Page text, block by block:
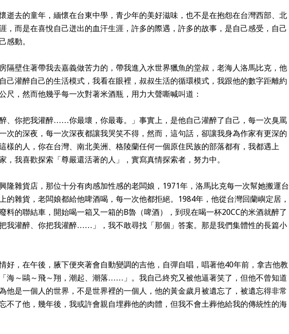
逝去的童年，緬懷在台東中學，青少年的美好滋味，也不是在抱怨在台灣西部、北
，而是在喜悅自己迸出的血汗生涯，許多的際遇，許多的故事，是自己感受，自己
感動。
隔壁住著帶我去嘉義做苦力的，帶我進入水世界獵魚的堂叔，老海人洛馬比克，他
己灌醉自己的生活模式，我看在眼裡，叔叔生活的循環模式，我跟他的數字距離約
尺，然而他幾乎每一次對著米酒瓶，用力大聲嘶喊叫道：
醉、你把我灌醉……你最壞，你最毒。」事實上，是他自己灌醉了自己，每一次臭罵
次的深夜，每一次深夜都讓我哭笑不得，然而，這句話，卻讓我身為作家有更深的
樣的人，你在台灣、南北美洲、格陵蘭任何一個原住民族的部落都有，我都遇上
，我喜歡探索「尊嚴還活著的人」，實寫真情探索者，努力中。
隆雜貨店，那位十分有肉感加性感的老闆娘，1971年，洛馬比克每一次幫她搬運台
的雜貨，老闆娘都給他啤酒喝，每一次他都拒絕。1984年，他從台灣回蘭嶼定居，
料的聯結車，開始喝一箱又一箱的B魯（啤酒），到現在喝一杯20CC的米酒就醉了
我灌醉、你把我灌醉……」，我不敢尋找「那個」答案。那是我們集體性的長篇小
好，在午後，腋下便夾著會自動變調的吉他，自彈自唱，唱著他40年前，拿吉他教
海～鷗～飛～翔，潮起、潮落……」。我自己終究又被他逼著笑了，但他不曾知道
他是一個人的世界，不是世界裡的一個人，他的黃金歲月被遺忘了，被遺忘得非常
不了他，幾年後，我或許會親自埋葬他的肉體，但我不會土葬他給我的傳統性的海